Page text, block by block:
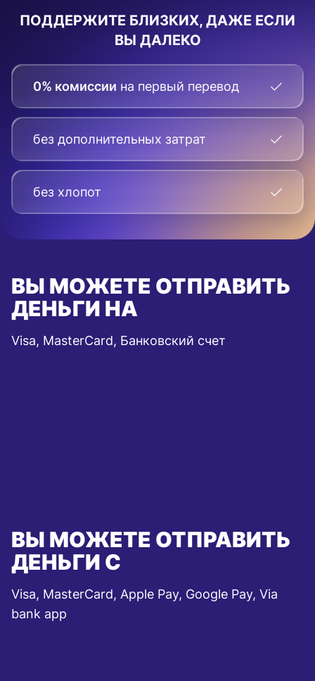
ПОДДЕРЖИТЕ БЛИЗКИХ, ДАЖЕ ЕСЛИ
ВЫ ДАЛЕКО
0% комиссии на первый перевод
без дополнительных затрат
без хлопот
ВЫ МОЖЕТЕ ОТПРАВИТЬ
ДЕНЬГИ НА
Visa, MasterCard, Банковский счет
ВЫ МОЖЕТЕ ОТПРАВИТЬ
ДЕНЬГИ С
Visa, MasterCard, Apple Pay, Google Pay, Via
bank app